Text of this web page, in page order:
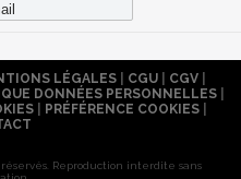
LÉGALES| CGU| CGV|
DONNÉES PERSONNELLES
PRÉFÉRENCE COOKIES
réservés. Reproduction interdite sans